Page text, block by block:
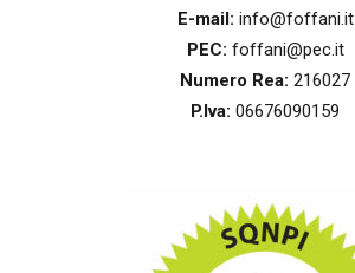
E-mail: info@foffani.it
PEC: foffani@pec.it
Numero Rea: 216027
P.Iva: 06676090159